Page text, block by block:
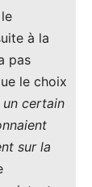
à la
pas
le choix
un certain
sur la